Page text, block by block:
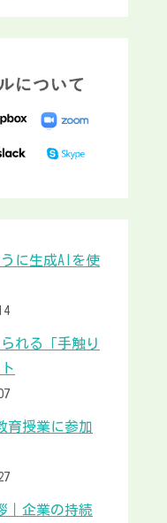
に生成AIを使
れる「手触り
育授業に参加
｜企業の持続